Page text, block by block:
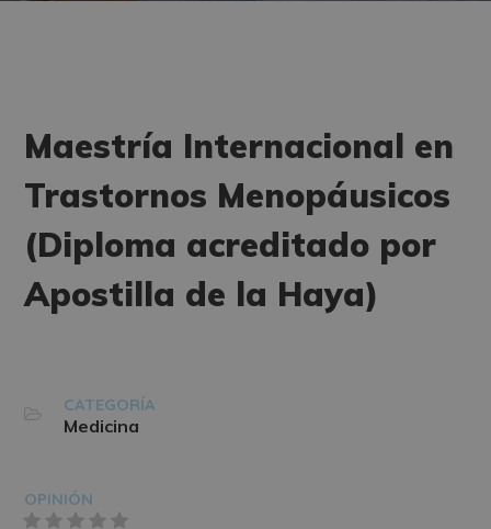
Maestría Internacional en
Trastornos Menopáusicos
(Diploma acreditado por
Apostilla de la Haya)
CATEGORÍA
Medicina
OPINIÓN